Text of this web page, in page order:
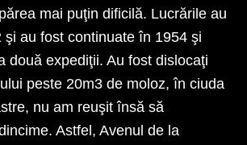
mai puţin dificilă. Lucrările au
au fost continuate în 1954 şi
două expediţii. Au fost dislocaţi
peste 20m3 de moloz, în ciuda
nu am reuşit însă să
Astfel, Avenul de la